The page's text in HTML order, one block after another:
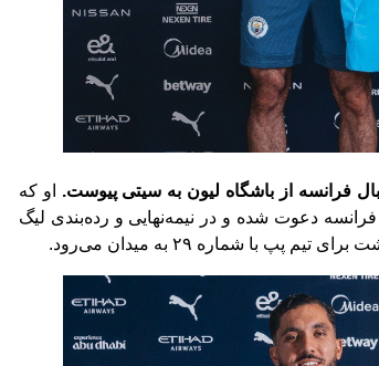
فرانسه از باشگاه لیون به سیتی ‏پیوست. او که
فرانسه دعوت شده و ‏در نیمه‌نهایی و رده‌بندی لیگ
پپ با شماره ۲۹ به میدان می‌رود.‏